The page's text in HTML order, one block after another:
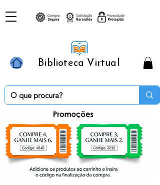
Biblioteca Virtual